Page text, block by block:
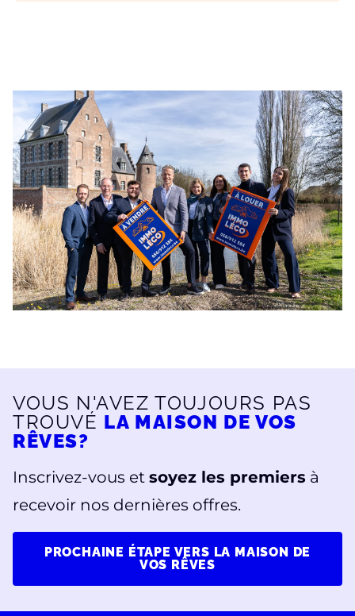
VOUS N'AVEZ TOUJOURS PAS
TROUVÉ LA MAISON DE VOS
RÊVES?
Inscrivez-vous et soyez les premiers à
recevoir nos dernières offres.
PROCHAINE ÉTAPE VERS LA MAISON DE
VOS RÊVES